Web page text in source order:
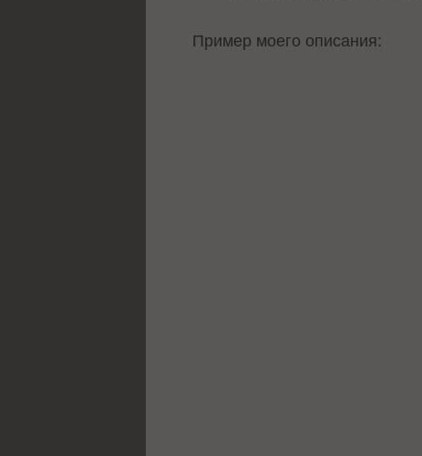
Пример моего описания: